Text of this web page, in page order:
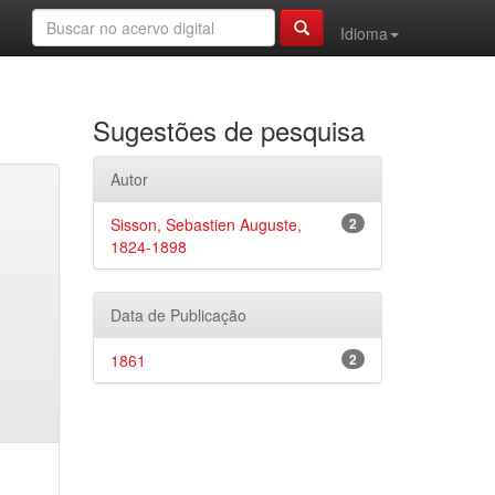
Idioma
Sugestões de pesquisa
Autor
2
Sisson, Sebastien Auguste,
1824-1898
Data de Publicação
2
1861